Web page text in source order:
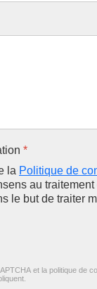
*
la Politique de
au
le but de traiter
et la politique de